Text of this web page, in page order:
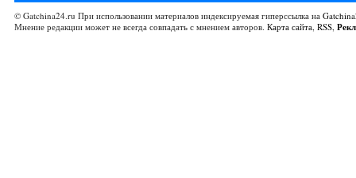
© Gatchina24.ru При использовании материалов индексируемая гиперссылка на
Мнение редакции может не всегда совпадать с мнением авторов. Карта сайта, RSS,